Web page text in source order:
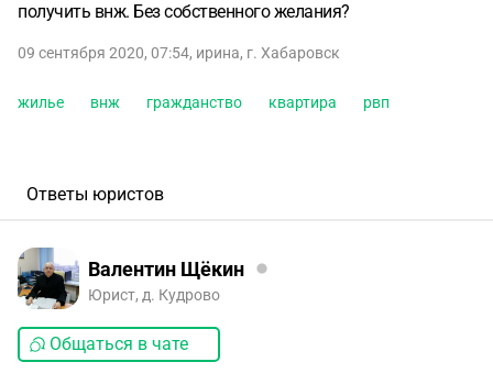
получить внж. Без собственного желания?
09 сентября 2020, 07:54, ирина, г. Хабаровск
жилье внж гражданство квартира рвп
Ответы юристов
Валентин Щёкин
Юрист, д. Кудрово
Общаться в чате